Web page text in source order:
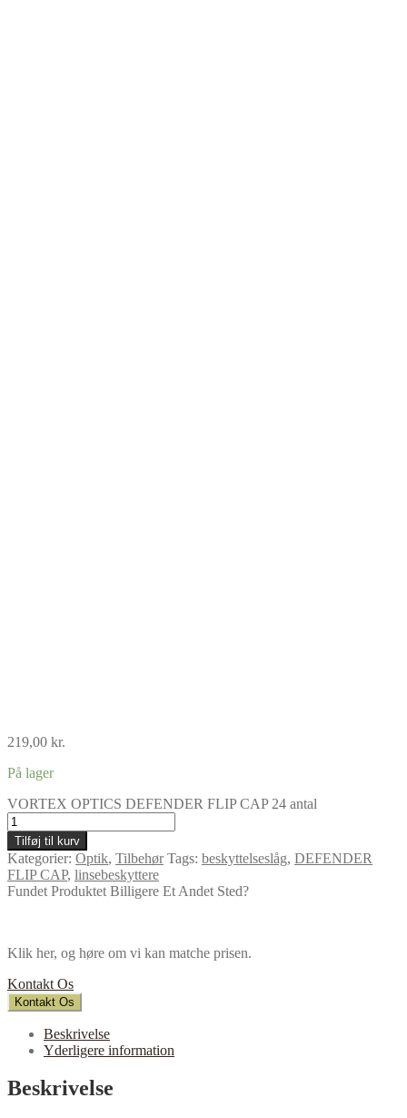
219,00 kr.
På lager
VORTEX OPTICS DEFENDER FLIP CAP 24 antal
Tilføj til kurv
Kategorier: Optik, Tilbehør Tags: beskyttelseslåg, DEFENDER
FLIP CAP, linsebeskyttere
Fundet Produktet Billigere Et Andet Sted?
Klik her, og høre om vi kan matche prisen.
Kontakt Os
Kontakt Os
Beskrivelse
Yderligere information
Beskrivelse